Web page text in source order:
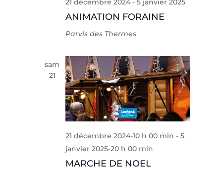
ANIMATION FORAINE
21 décembre 2024 -5 janvier 2025
Parvis des Thermes
sam
21
MARCHE DE NOEL
21 décembre 2024-10 h 00 min -5
janvier 2025-20 h 00 min